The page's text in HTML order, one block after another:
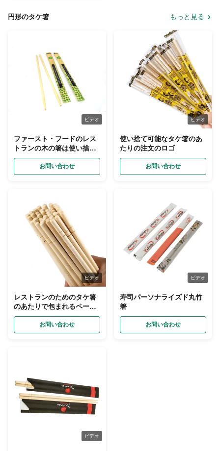
円形のタケ箸 もっと見る
ビデオ
ファースト・フードのレス
トランの木の箸は使い捨て
可能ポリ袋で包まれて置い
お問い合わせ
ビデオ
使い捨て可能なタケ箸のあ
たりの注文のロゴ
お問い合わせ
ビデオ
レストランのためのタケ箸
のあたりで包まれるペーパ
ー
お問い合わせ
ビデオ
寿司パーソナライズド丸竹
箸
お問い合わせ
ビデオ